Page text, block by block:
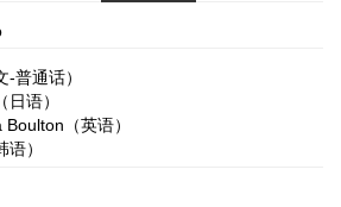
-普通话）
日语）
（英语）
）